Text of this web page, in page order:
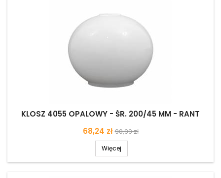
KLOSZ 4055 OPALOWY - ŚR. 200/45 MM - RANT
Cena
68,24 zł Cena
podstawowa
90,99 zł
Więcej